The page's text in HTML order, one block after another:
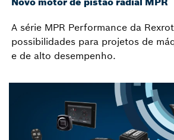
A série MPR Performance da
possibilidades para projetos de
e de alto desempenho.